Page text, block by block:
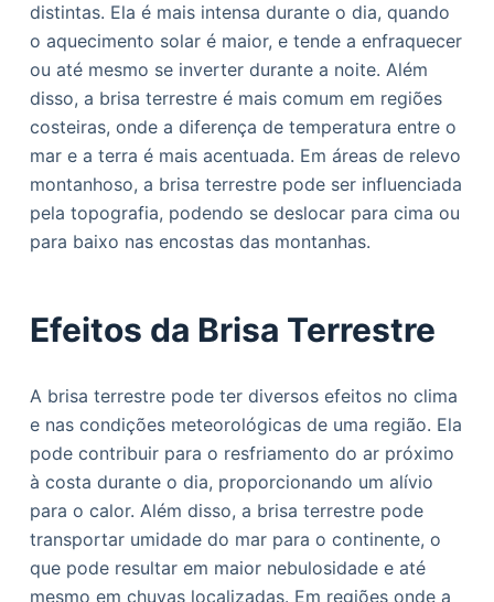
distintas. Ela é mais intensa durante o dia, quando
o aquecimento solar é maior, e tende a enfraquecer
ou até mesmo se inverter durante a noite. Além
disso, a brisa terrestre é mais comum em regiões
costeiras, onde a diferença de temperatura entre o
mar e a terra é mais acentuada. Em áreas de relevo
montanhoso, a brisa terrestre pode ser influenciada
pela topografia, podendo se deslocar para cima ou
para baixo nas encostas das montanhas.
Efeitos da Brisa Terrestre
A brisa terrestre pode ter diversos efeitos no clima
e nas condições meteorológicas de uma região. Ela
pode contribuir para o resfriamento do ar próximo
à costa durante o dia, proporcionando um alívio
para o calor. Além disso, a brisa terrestre pode
transportar umidade do mar para o continente, o
que pode resultar em maior nebulosidade e até
mesmo em chuvas localizadas. Em regiões onde a